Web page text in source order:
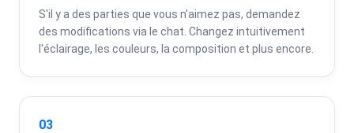
S'il y a des parties que vous n'aimez pas, demandez
des modifications via le chat. Changez intuitivement
l'éclairage, les couleurs, la composition et plus encore.
03